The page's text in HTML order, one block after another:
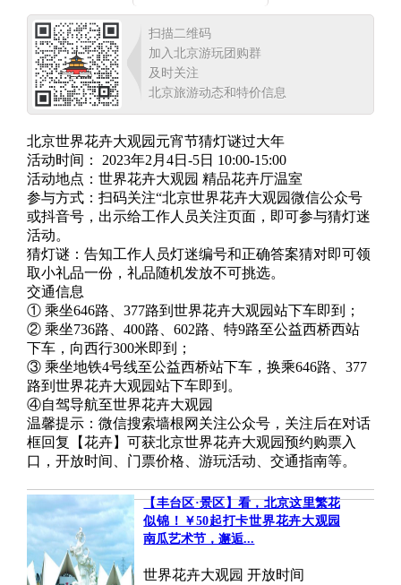
扫描二维码
加入北京游玩团购群
及时关注
北京旅游动态和特价信息
北京世界花卉大观园元宵节猜灯谜过大年
活动时间： 2023年2月4日-5日 10:00-15:00
活动地点：世界花卉大观园 精品花卉厅温室
参与方式：扫码关注“北京世界花卉大观园微信公众号
或抖音号，出示给工作人员关注页面，即可参与猜灯迷
活动。
猜灯谜：告知工作人员灯迷编号和正确答案猜对即可领
取小礼品一份，礼品随机发放不可挑选。
交通信息
① 乘坐646路、377路到世界花卉大观园站下车即到；
② 乘坐736路、400路、602路、特9路至公益西桥西站
下车，向西行300米即到；
③ 乘坐地铁4号线至公益西桥站下车，换乘646路、377
路到世界花卉大观园站下车即到。
④自驾导航至世界花卉大观园
温馨提示：微信搜索墙根网关注公众号，关注后在对话
框回复【花卉】可获北京世界花卉大观园预约购票入
口，开放时间、门票价格、游玩活动、交通指南等。
【丰台区·景区】看，北京这里繁花
似锦！￥50起打卡世界花卉大观园
南瓜艺术节，邂逅...
世界花卉大观园 开放时间